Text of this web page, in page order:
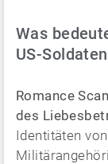
Was
US-
Romance
des
Identitäten